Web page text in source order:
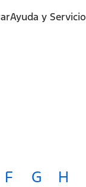
Ayuda y Servicio
F G H